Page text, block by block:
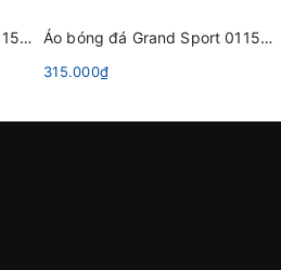
Áo bóng đá Grand Sport 011551 Xanh Dương Da Trời Áo bóng đá Grand Sport 011562 Xanh Dương
315.000₫